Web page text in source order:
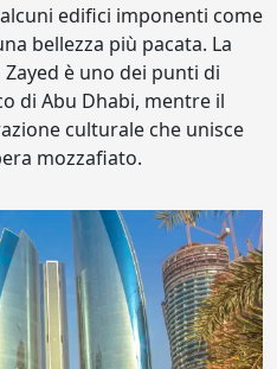
edifici imponenti come
bellezza più pacata. La
è uno dei punti di
di Abu Dhabi, mentre il
culturale che unisce
mozzafiato.